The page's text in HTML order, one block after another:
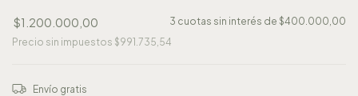
$1.200.000,00 3 cuotas sin interés de $400.000,00
Precio sin impuestos $991.735,54
Envío gratis